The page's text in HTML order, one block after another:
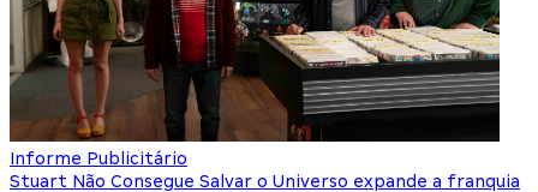
Informe Publicitário
Stuart Não Consegue Salvar o Universo expande a franquia